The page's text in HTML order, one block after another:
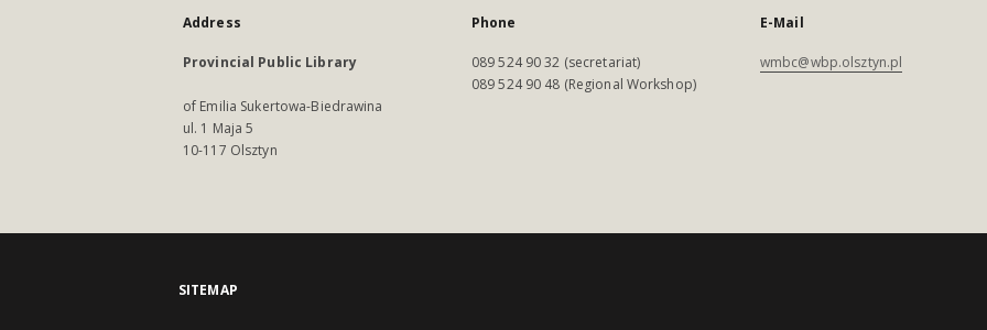
Address
Provincial Public Library
of Emilia Sukertowa-Biedrawina
ul. 1 Maja 5
10-117 Olsztyn
Phone
089 524 90 32 (secretariat)
089 524 90 48 (Regional Workshop)
E-Mail
wmbc@wbp.olsztyn.pl
SITEMAP